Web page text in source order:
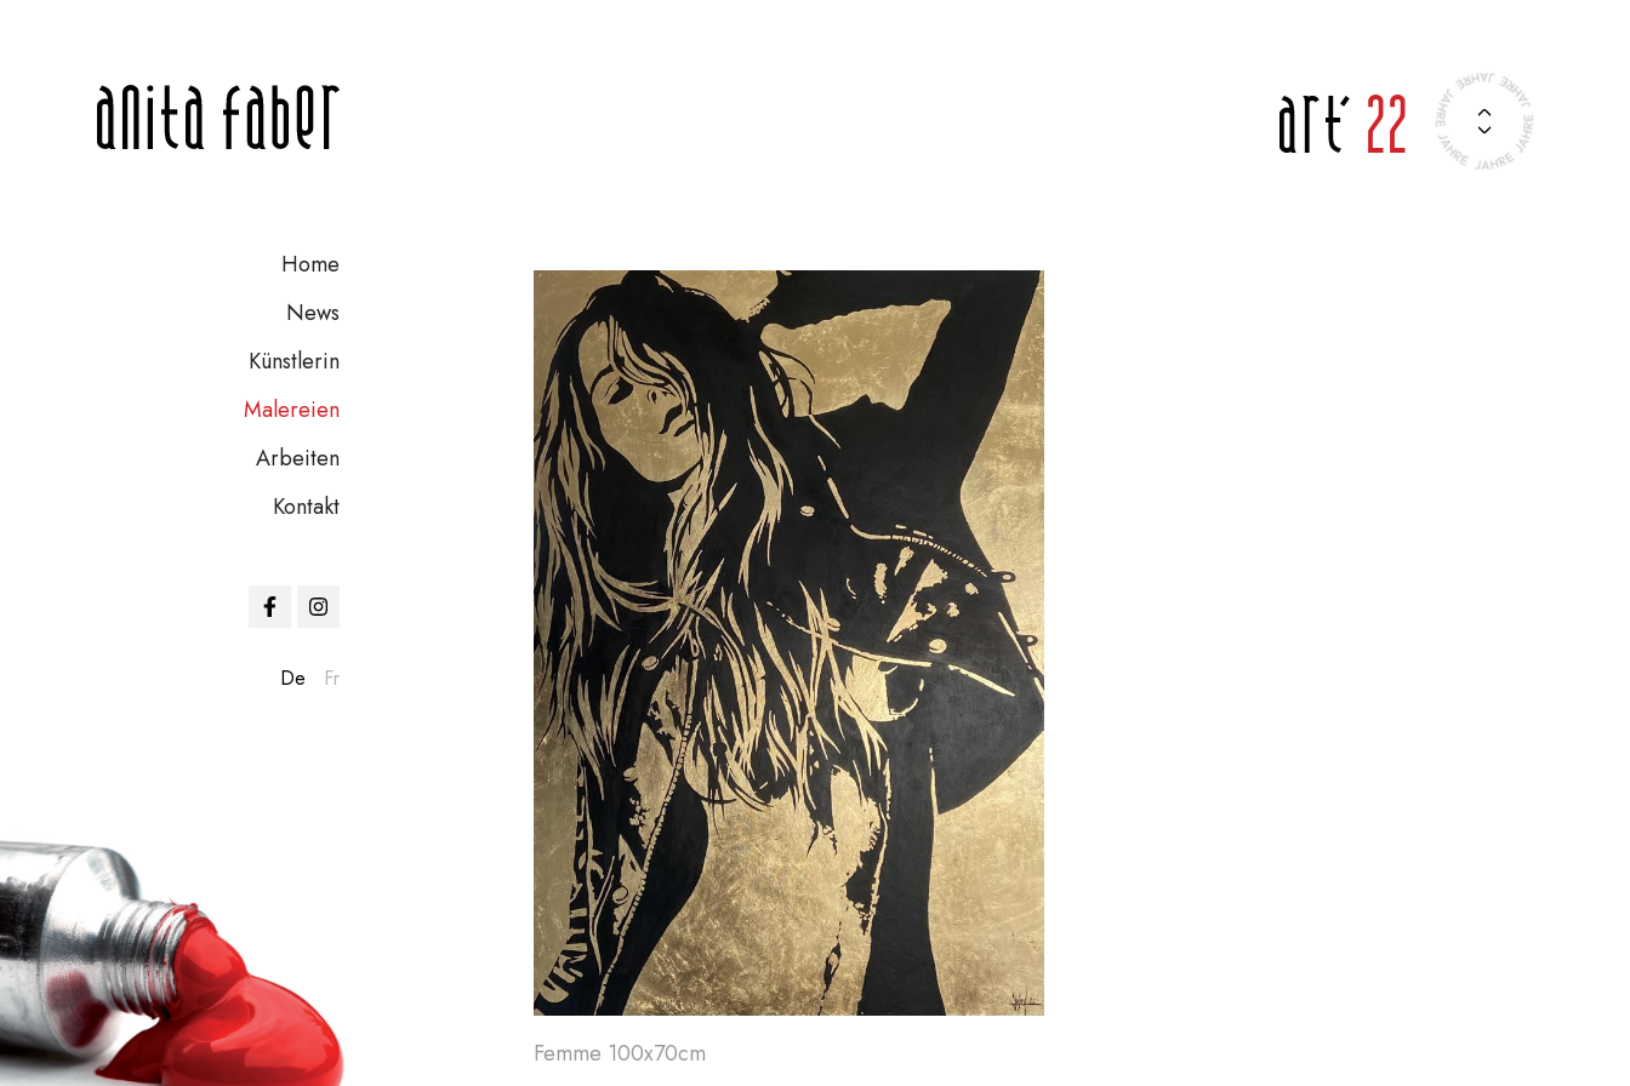
Home
News
Künstlerin
Malereien
Arbeiten
Kontakt
De Fr
Art' 22
Art'24 Art'
Femme 100x70cm